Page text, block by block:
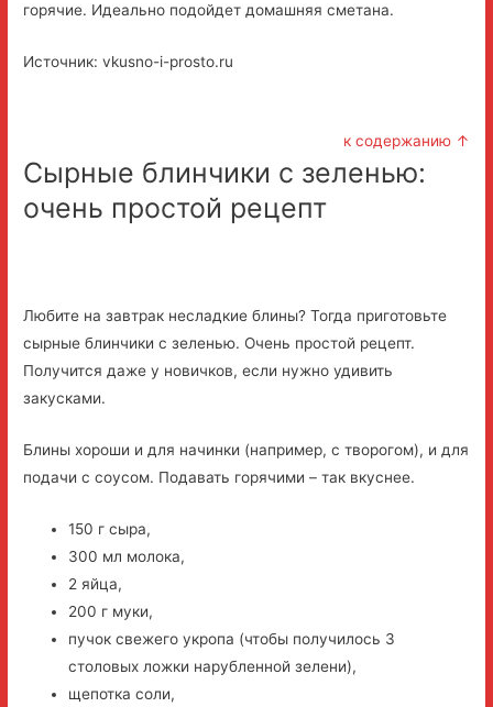
горячие. Идеально подойдет домашняя сметана.
Источник: vkusno-i-prosto.ru
к содержанию ↑
Сырные блинчики с зеленью:
очень простой рецепт
Любите на завтрак несладкие блины? Тогда приготовьте
сырные блинчики с зеленью. Очень простой рецепт.
Получится даже у новичков, если нужно удивить
закусками.
Блины хороши и для начинки (например, с творогом), и для
подачи с соусом. Подавать горячими – так вкуснее.
150 г сыра,
300 мл молока,
2 яйца,
200 г муки,
пучок свежего укропа (чтобы получилось 3
столовых ложки нарубленной зелени),
щепотка соли,